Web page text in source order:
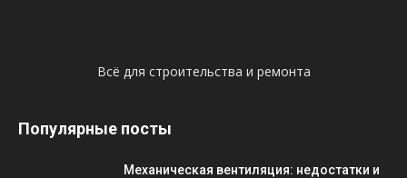
Всё для строительства и ремонта
Популярные посты
Механическая вентиляция: недостатки и